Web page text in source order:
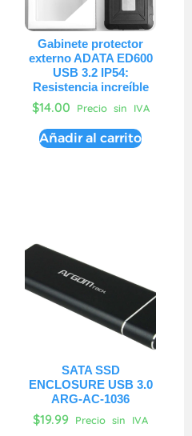
Gabinete protector
externo ADATA ED600
USB 3.2 IP54:
Resistencia increíble
$14.00 Precio sin IVA
Añadir al carrito
SATA SSD
ENCLOSURE USB 3.0
ARG-AC-1036
$19.99 Precio sin IVA